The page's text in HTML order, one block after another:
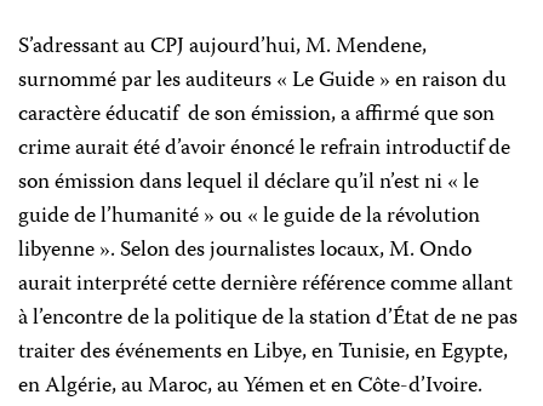
S’adressant au CPJ aujourd’hui, M. Mendene,
surnommé par les auditeurs « Le Guide » en raison du
caractère éducatif de son émission, a affirmé que son
crime aurait été d’avoir énoncé le refrain introductif de
son émission dans lequel il déclare qu’il n’est ni « le
guide de l’humanité » ou « le guide de la révolution
libyenne ». Selon des journalistes locaux, M. Ondo
aurait interprété cette dernière référence comme allant
à l’encontre de la politique de la station d’État de ne pas
traiter des événements en Libye, en Tunisie, en Egypte,
en Algérie, au Maroc, au Yémen et en Côte-d’Ivoire.